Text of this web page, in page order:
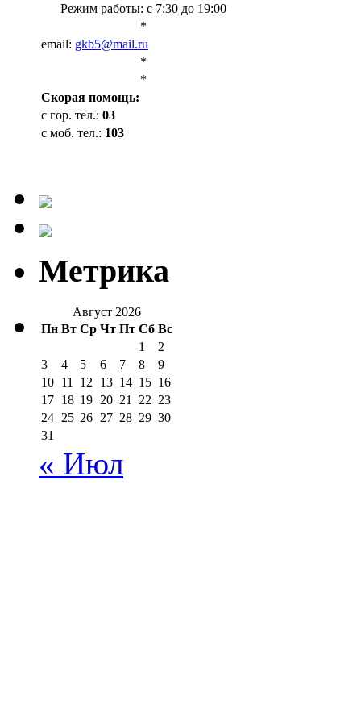
Режим работы: с 7:30 до 19:00
*
email: gkb5@mail.ru
*
*
Cкорая помощь:
с гор. тел.: 03
с моб. тел.: 103
Метрика
Август 2026
Пн Вт Ср Чт Пт Сб Вс
1
2
3
4 5 6 7 8
9
10 11 12 13 14 15 16
17 18 19 20 21 22 23
24 25 26 27 28 29 30
31
« Июл